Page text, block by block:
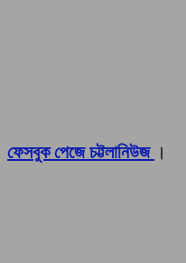
ফেসবুক পেজে চট্টলানিউজ ।